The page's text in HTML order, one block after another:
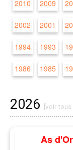
2010 2009
2002 2001
1994 1993
1986 1985
2026 [voir
As